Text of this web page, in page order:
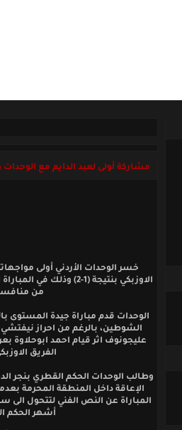
مشاركة أولى لعبد الدايم مع
خسر الوحدات الأردني أولى
الاوزبكي بنتيجة (1-2)
من
الوحدات قدم مباراة جيدة المستوى
الشوطين، بالرغم من احراز
عليجونوف اثر قيام احمد ابوحلاوة
الفريق
وطالب الوحدات الحكم القطري بنجر
الإعاقة داخل المنطقة المحرمة
المباراة عن النص الفني لتتحول
أشهر الحكم